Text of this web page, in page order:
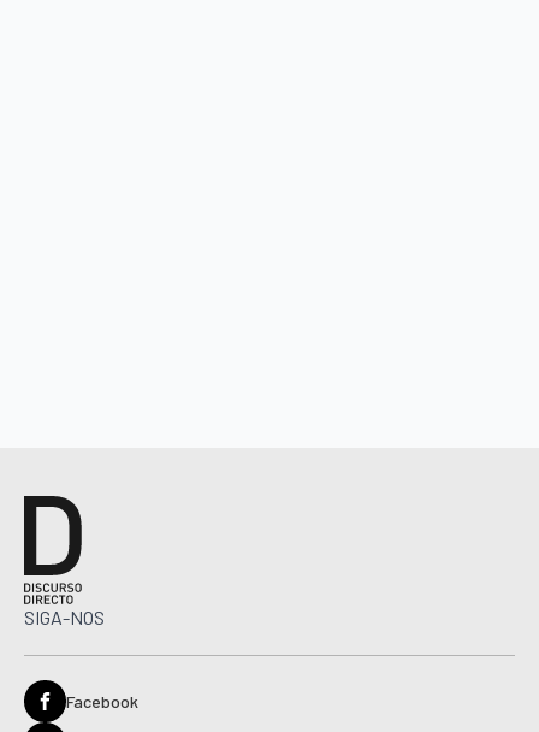
SIGA-NOS
Facebook